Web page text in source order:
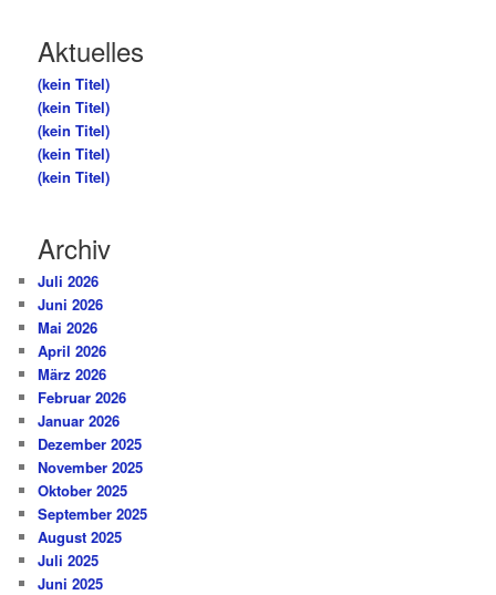
Aktuelles
(kein Titel)
(kein Titel)
(kein Titel)
(kein Titel)
(kein Titel)
Archiv
Juli 2026
Juni 2026
Mai 2026
April 2026
März 2026
Februar 2026
Januar 2026
Dezember 2025
November 2025
Oktober 2025
September 2025
August 2025
Juli 2025
Juni 2025